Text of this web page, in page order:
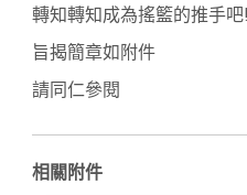
轉知轉知成為搖籃的推手
旨揭簡章如附件
請同仁參閱
相關附件